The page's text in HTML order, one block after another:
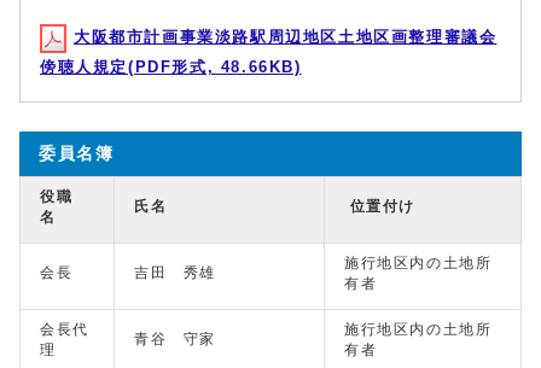
大阪都市計画事業淡路駅周辺地区土地区画整理審議会
傍聴人規定(PDF形式, 48.66KB)
委員名簿
役職
名
氏名 位置付け
会長 吉田 秀雄
施行地区内の土地所
有者
会長代
理
青谷 守家
施行地区内の土地所
有者